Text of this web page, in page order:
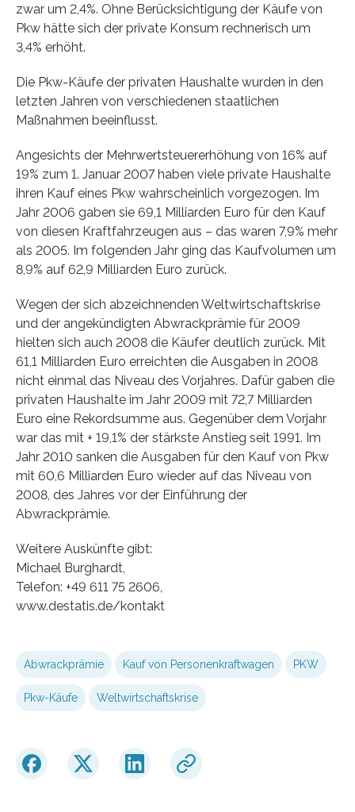
zwar um 2,4%. Ohne Berücksichtigung der Käufe von
Pkw hätte sich der private Konsum rechnerisch um
3,4% erhöht.
Die Pkw-Käufe der privaten Haushalte wurden in den
letzten Jahren von verschiedenen staatlichen
Maßnahmen beeinflusst.
Angesichts der Mehrwertsteuererhöhung von 16% auf
19% zum 1. Januar 2007 haben viele private Haushalte
ihren Kauf eines Pkw wahrscheinlich vorgezogen. Im
Jahr 2006 gaben sie 69,1 Milliarden Euro für den Kauf
von diesen Kraftfahrzeugen aus – das waren 7,9% mehr
als 2005. Im folgenden Jahr ging das Kaufvolumen um
8,9% auf 62,9 Milliarden Euro zurück.
Wegen der sich abzeichnenden Weltwirtschaftskrise
und der angekündigten Abwrackprämie für 2009
hielten sich auch 2008 die Käufer deutlich zurück. Mit
61,1 Milliarden Euro erreichten die Ausgaben in 2008
nicht einmal das Niveau des Vorjahres. Dafür gaben die
privaten Haushalte im Jahr 2009 mit 72,7 Milliarden
Euro eine Rekordsumme aus. Gegenüber dem Vorjahr
war das mit + 19,1% der stärkste Anstieg seit 1991. Im
Jahr 2010 sanken die Ausgaben für den Kauf von Pkw
mit 60,6 Milliarden Euro wieder auf das Niveau von
2008, des Jahres vor der Einführung der
Abwrackprämie.
Weitere Auskünfte gibt:
Michael Burghardt,
Telefon: +49 611 75 2606,
www.destatis.de/kontakt
Abwrackprämie Kauf von Personenkraftwagen PKW
Pkw-Käufe Weltwirtschaftskrise